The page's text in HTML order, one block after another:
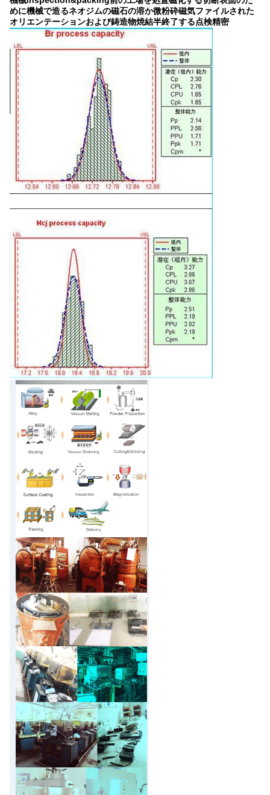
めに機械で造るネオジムの磁石の溶か微粉砕磁気ファイルされた
オリエンテーションおよび鋳造物焼結半終了する点検精密